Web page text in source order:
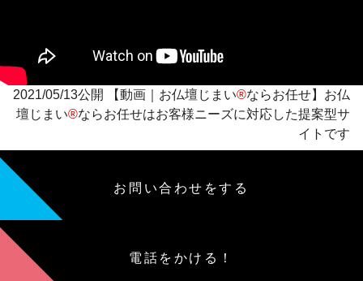
2021/05/13公開 【動画｜お仏壇じまい®ならお任せ】お仏
壇じまい®ならお任せはお客様ニーズに対応した提案型サ
イトです
お問い合わせをする
電話をかける！